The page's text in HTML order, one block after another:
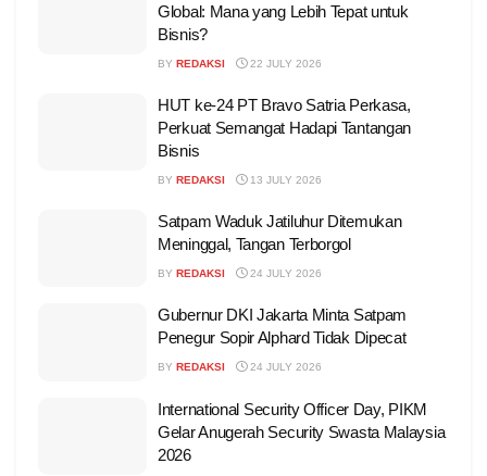
Global: Mana yang Lebih Tepat untuk
Bisnis?
BY REDAKSI 22 JULY 2026
HUT ke-24 PT Bravo Satria Perkasa,
Perkuat Semangat Hadapi Tantangan
Bisnis
BY REDAKSI 13 JULY 2026
Satpam Waduk Jatiluhur Ditemukan
Meninggal, Tangan Terborgol
BY REDAKSI 24 JULY 2026
Gubernur DKI Jakarta Minta Satpam
Penegur Sopir Alphard Tidak Dipecat
BY REDAKSI 24 JULY 2026
International Security Officer Day, PIKM
Gelar Anugerah Security Swasta Malaysia
2026